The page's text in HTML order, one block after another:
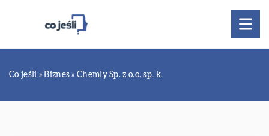
Co jeśli »Biznes »Chemly Sp. z o.o. sp. k.